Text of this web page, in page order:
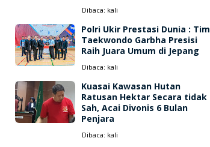
Dibaca: kali
Polri Ukir Prestasi Dunia : Tim
Taekwondo Garbha Presisi
Raih Juara Umum di Jepang
Dibaca: kali
Kuasai Kawasan Hutan
Ratusan Hektar Secara tidak
Sah, Acai Divonis 6 Bulan
Penjara
Dibaca: kali